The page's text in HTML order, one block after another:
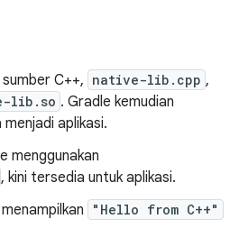
C++, native-lib.cpp ,
lib.so . Gradle kemudian
aplikasi.
menggunakan
, kini tersedia untuk aplikasi.
"Hello from C++"